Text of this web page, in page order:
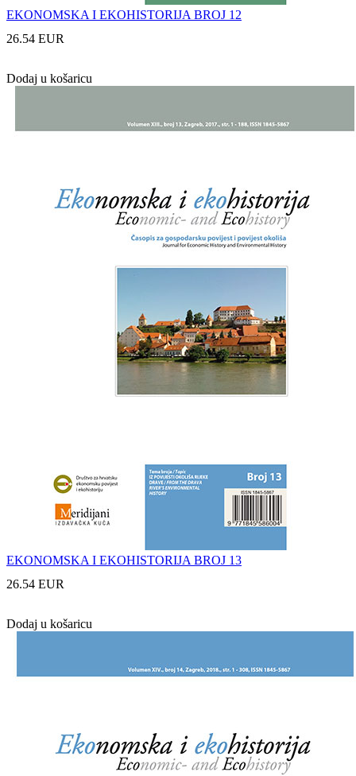
EKONOMSKA I EKOHISTORIJA BROJ 12
26.54 EUR
Dodaj u košaricu
EKONOMSKA I EKOHISTORIJA BROJ 13
26.54 EUR
Dodaj u košaricu